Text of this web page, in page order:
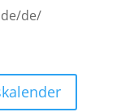
de/